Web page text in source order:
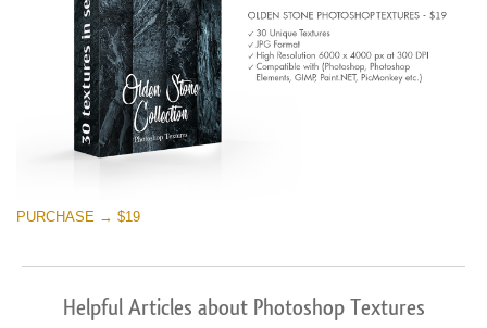
PURCHASE → $19
Helpful Articles about Photoshop Textures